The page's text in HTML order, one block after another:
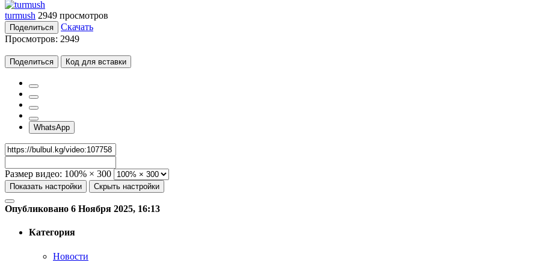
turmush 2949 просмотров
Поделиться
Скачать
Просмотров: 2949
Поделиться Код для вставки
WhatsApp
Размер видео: 100% × 300
Показать настройки Скрыть настройки
Опубликовано 6 Ноября 2025, 16:13
Категория
Новости